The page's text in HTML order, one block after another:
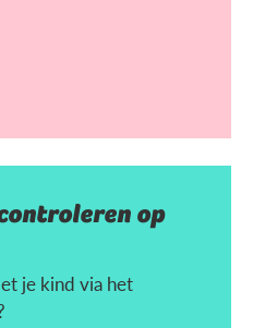
op
je kind via het